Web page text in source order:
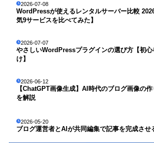
2026-07-08
WordPressが使えるレンタルサーバー比較
気9サービスを比べてみた】
2026-07-07
やさしいWordPressプラグインの選び方【初心
け】
2026-06-12
【ChatGPT画像生成】AI時代のブログ画像の
を解説
2026-05-20
ブログ運営者とAIが共同編集で記事を完成させ